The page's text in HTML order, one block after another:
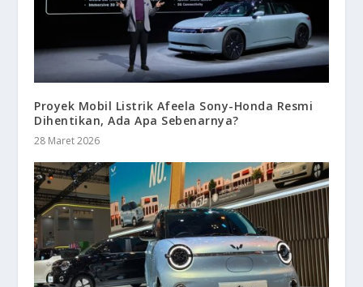
Proyek Mobil Listrik Afeela Sony-Honda Resmi
Dihentikan, Ada Apa Sebenarnya?
28 Maret 2026